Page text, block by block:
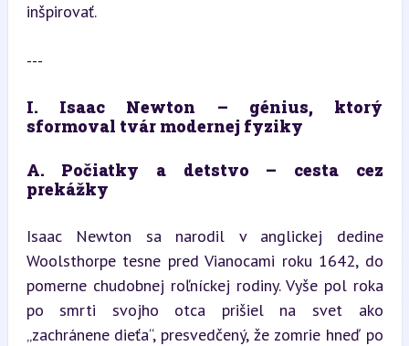
inšpirovať.
---
I. Isaac Newton – génius, ktorý
sformoval tvár modernej fyziky
A. Počiatky a detstvo – cesta cez
prekážky
Isaac Newton sa narodil v anglickej dedine
Woolsthorpe tesne pred Vianocami roku 1642, do
pomerne chudobnej roľníckej rodiny. Vyše pol roka
po smrti svojho otca prišiel na svet ako
„zachránene dieťa“, presvedčený, že zomrie hneď po